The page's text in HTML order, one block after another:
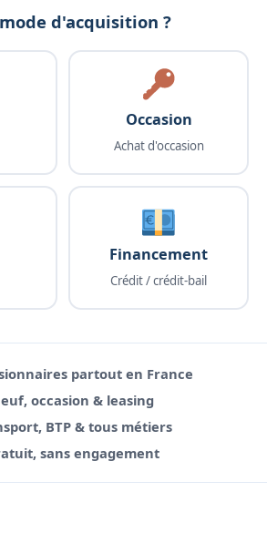
d'acquisition ?
Occasion
Achat d'occasion
Financement
Crédit / crédit-bail
partout en France
occasion & leasing
BTP & tous métiers
sans engagement